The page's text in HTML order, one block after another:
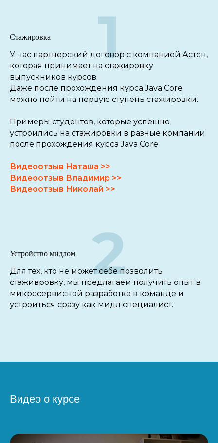
Стажировка
У нас партнерский договор с компанией Астон,
которая принимает на стажировку
выпускников курсов.
Даже после прохождения курса Java Core
можно пойти на первую ступень стажировки.
Примеры студентов, которые успешно
устроились на стажировки в разные компании
после прохождения курса Java Core:
Видеоотзыв Наташа >>
Видеоотзыв Владимир >>
Видеоотзыв Николай >>
1
Устройство мидлом
Для тех, кто не может себе позволить
стаживровку, мы предлагаем получить опыт в
микросервисной разработке в команде и
устроиться сразу как мидл специалист.
2
Видео о курсе